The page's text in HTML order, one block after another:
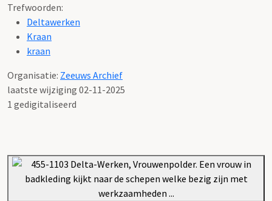
Trefwoorden:
Deltawerken
Kraan
kraan
Organisatie: Zeeuws Archief
laatste wijziging 02-11-2025
1 gedigitaliseerd